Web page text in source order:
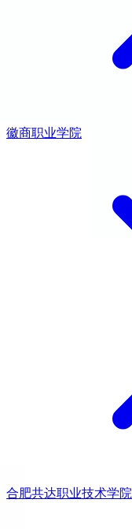
徽商职业学院
合肥共达职业技术学院